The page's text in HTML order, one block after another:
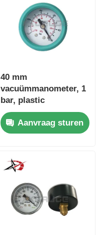
40 mm
vacuümmanometer, 1
bar, plastic
behuizing, compacte
manometer,
middenachter
Aanvraag sturen